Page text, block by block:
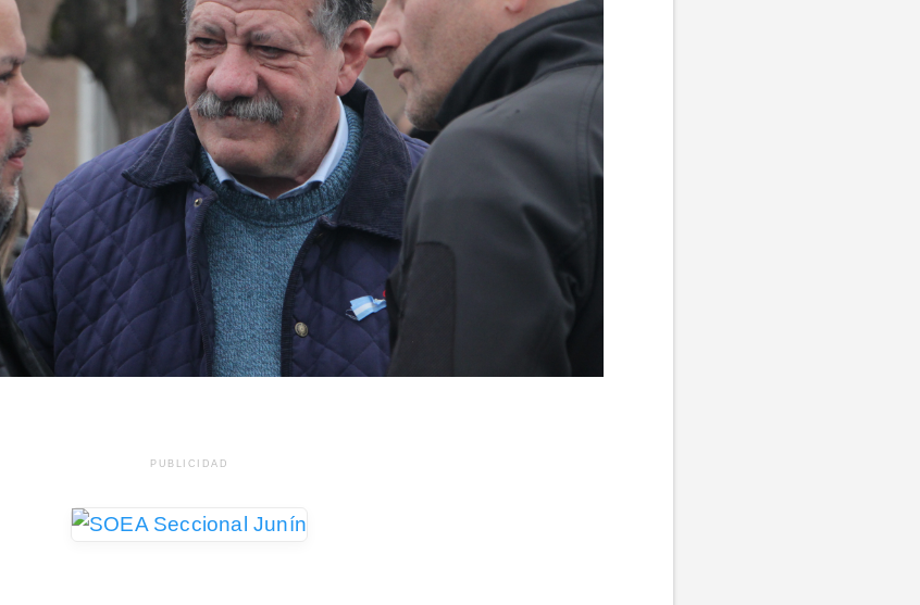
PUBLICIDAD